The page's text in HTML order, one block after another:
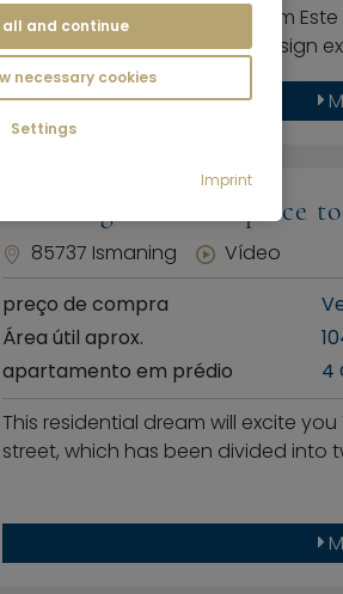
Mudar de casa e sentir-se bem
assoalhadas combina um design
Ismaning: A dream place
85737 Ismaning
Vídeo
preço de compra
Área útil aprox.
apartamento em prédio
4
This residential dream will excite
street, which has been divided into
all and continue
necessary cookies
Settings
Imprint